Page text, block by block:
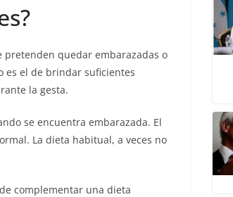
pretenden quedar embarazadas o
es el de brindar suficientes
la gesta.
se encuentra embarazada. El
La dieta habitual, a veces no
complementar una dieta